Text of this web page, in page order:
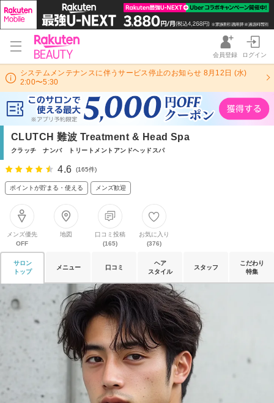
会員登録 ログイン
システムメンテナンスに伴うサービス停止のお知らせ 8月12日 (水)
2:00〜5:30
CLUTCH 難波 Treatment & Head Spa
クラッチ ナンバ トリートメントアンドヘッドスパ
4.6 (165件)
ポイントが貯まる・使える メンズ歓迎
メンズ優先
OFF
地図
口コミ投稿
(165)
お気に入り
(376)
サロン
トップ
メニュー 口コミ
ヘア
スタイル
スタッフ
こだわり
特集